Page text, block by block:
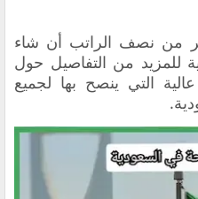
من نصف الراتب أن شاء
للمزيد من التفاصيل حول
التي ينصح بها لجميع